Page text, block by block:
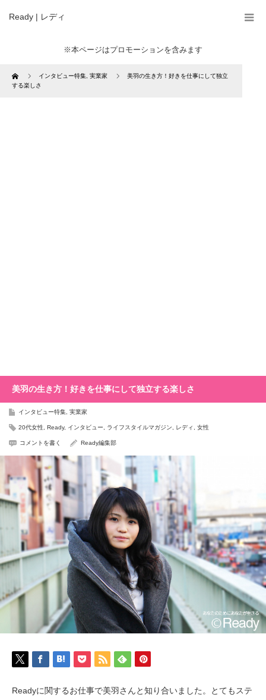
Ready | レディ
※本ページはプロモーションを含みます
Home インタビュー特集 実業家
美羽の生き方！好きを仕事にして独立
する楽しさ
美羽の生き方！好きを仕事にして独立する楽しさ
インタビュー特集 実業家
20代女性 Ready, インタビュー ライフスタイルマガジン レディ 女性
コメントを書く Ready編集部
Readyに関するお仕事で美羽さんと知り合いました。とてもステ